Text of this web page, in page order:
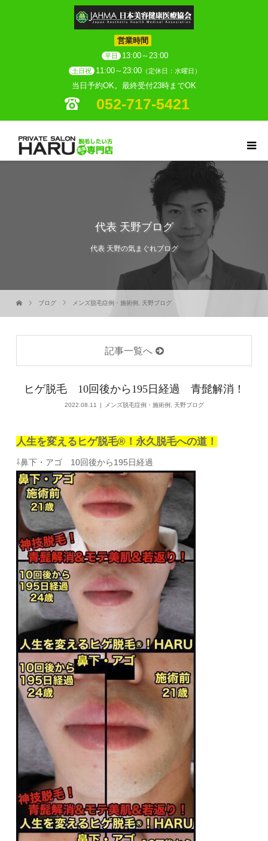
営業時間
平日 13:00～23:00
土日祝 11:00～23:00 （定休日：水曜日）
当日予約OK。最終受付23時までOK
052-717-5421
代表 天野ブログ
代表 天野の気まぐれブログ
ブログ メンズ脱毛症例・施術例 天野ブログ
記事一覧へ
ヒゲ脱毛 10回後から195日経過 青髭解消！
2022.08.11 メンズ脱毛症例・施術例 天野ブログ
人生を変えるヒゲ脱毛®！永久脱毛への道！
⇩鼻下・アゴ 10回後から195日経過